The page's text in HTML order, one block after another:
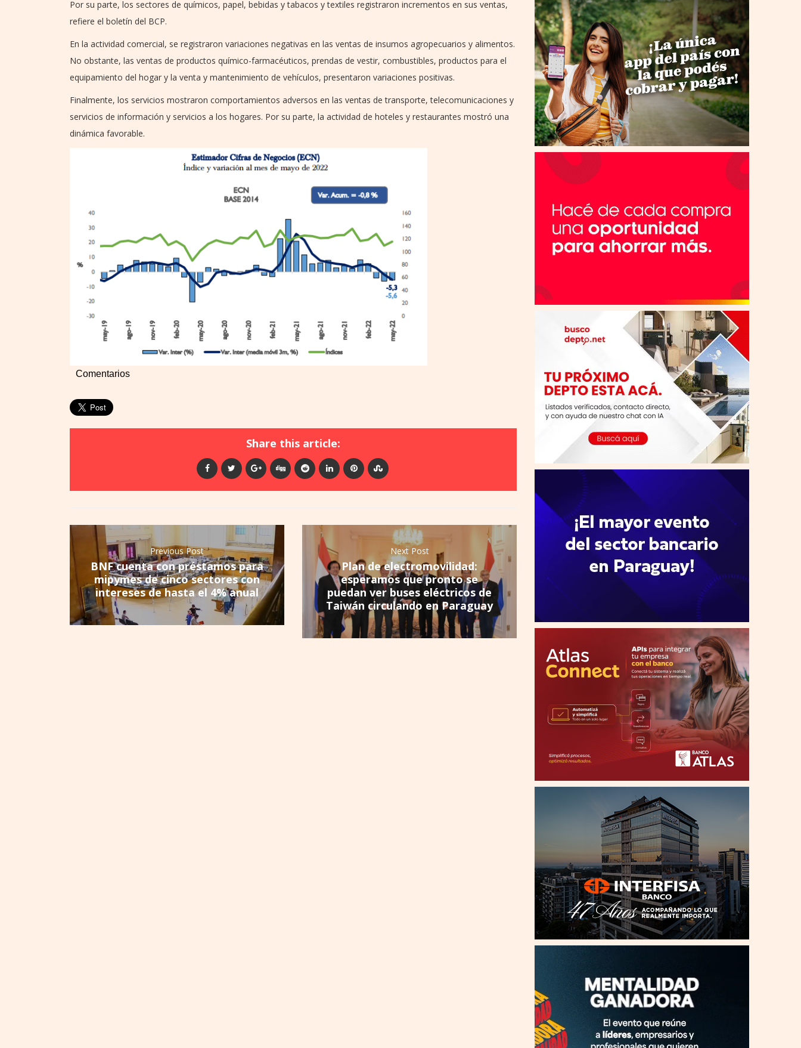
Por su parte, los sectores de químicos, papel, bebidas y tabacos y textiles registraron incrementos en sus ventas,
refiere el boletín del BCP.
En la actividad comercial, se registraron variaciones negativas en las ventas de insumos agropecuarios y alimentos.
No obstante, las ventas de productos químico-farmacéuticos, prendas de vestir, combustibles, productos para el
equipamiento del hogar y la venta y mantenimiento de vehículos, presentaron variaciones positivas.
Finalmente, los servicios mostraron comportamientos adversos en las ventas de transporte, telecomunicaciones y
servicios de información y servicios a los hogares. Por su parte, la actividad de hoteles y restaurantes mostró una
dinámica favorable.
Comentarios
Share this article:
Previous Post
BNF cuenta con préstamos para
mipymes de cinco sectores con
intereses de hasta el 4% anual
Next Post
Plan de electromovilidad:
esperamos que pronto se
puedan ver buses eléctricos de
Taiwán circulando en Paraguay